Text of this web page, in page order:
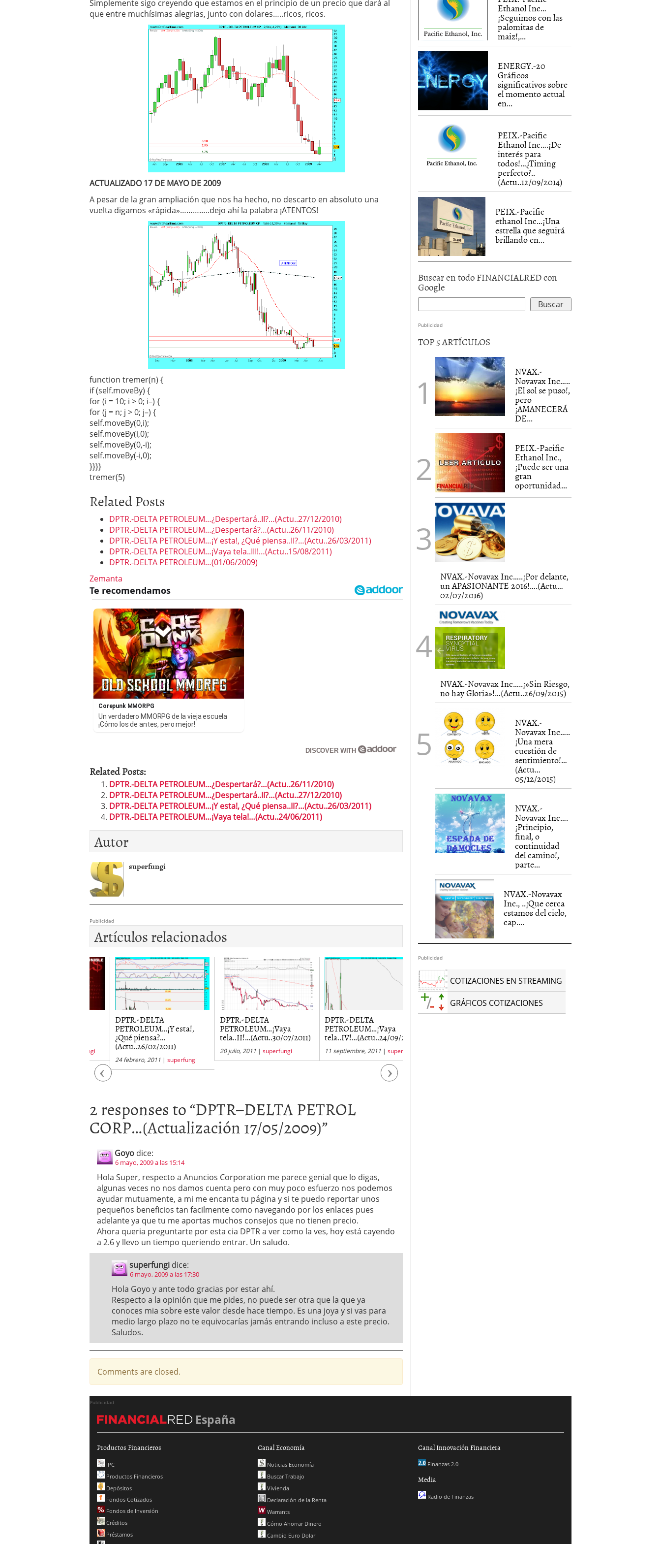
Simplemente sigo creyendo que estamos en el principio de un precio que dará al
que entre muchísimas alegrias, junto con dolares…..ricos, ricos.
ACTUALIZADO 17 DE MAYO DE 2009
A pesar de la gran ampliación que nos ha hecho, no descarto en absoluto una
vuelta digamos «rápida»…………..dejo ahí la palabra ¡ATENTOS!
function tremer(n) {
if (self.moveBy) {
for (i = 10; i > 0; i–) {
for (j = n; j > 0; j–) {
self.moveBy(0,i);
self.moveBy(i,0);
self.moveBy(0,-i);
self.moveBy(-i,0);
}}}}
tremer(5)
Related Posts
DPTR.-DELTA PETROLEUM…¿Despertará..II?…(Actu..27/12/2010)
DPTR.-DELTA PETROLEUM…¿Despertará?…(Actu..26/11/2010)
DPTR.-DELTA PETROLEUM…¡Y esta!, ¿Qué piensa..II?…(Actu..26/03/2011)
DPTR.-DELTA PETROLEUM…¡Vaya tela..III!…(Actu..15/08/2011)
DPTR.-DELTA PETROLEUM…(01/06/2009)
Zemanta
Corepunk MMORPG
Un verdadero MMORPG de la vieja escuela
¡Cómo los de antes, pero mejor!
DISCOVER WITH
Related Posts:
DPTR.-DELTA PETROLEUM…¿Despertará?…(Actu..26/11/2010)
DPTR.-DELTA PETROLEUM…¿Despertará..II?…(Actu..27/12/2010)
DPTR.-DELTA PETROLEUM…¡Y esta!, ¿Qué piensa..II?…(Actu..26/03/2011)
DPTR.-DELTA PETROLEUM…¡Vaya tela!…(Actu..24/06/2011)
Autor
superfungi
Publicidad
Artículos relacionados
Previous
DPTR.-DELTA
PETROLEUM…¡Y esta!,
¿Qué piensa?…
(Actu..26/02/2011)
24 febrero, 2011|superfungi
DPTR.-DELTA
PETROLEUM…¡Vaya
tela..II!…(Actu..30/07/2011)
20 julio, 2011|superfungi
DPTR.-DELTA
PETROLEUM…¡Vaya
tela..IV!…(Actu..24/09/2011)
11 septiembre, 2011|superfungi
Next
2 responses to “DPTR–DELTA PETROL
CORP…(Actualización 17/05/2009)”
Goyo dice:
6 mayo, 2009 a las 15:14
Hola Super, respecto a Anuncios Corporation me parece genial que lo digas,
algunas veces no nos damos cuenta pero con muy poco esfuerzo nos podemos
ayudar mutuamente, a mi me encanta tu página y si te puedo reportar unos
pequeños beneficios tan facilmente como navegando por los enlaces pues
adelante ya que tu me aportas muchos consejos que no tienen precio.
Ahora queria preguntarte por esta cia DPTR a ver como la ves, hoy está cayendo
a 2.6 y llevo un tiempo queriendo entrar. Un saludo.
superfungi dice:
6 mayo, 2009 a las 17:30
Hola Goyo y ante todo gracias por estar ahí.
Respecto a la opinión que me pides, no puede ser otra que la que ya
conoces mia sobre este valor desde hace tiempo. Es una joya y si vas para
medio largo plazo no te equivocarías jamás entrando incluso a este precio.
Saludos.
Comments are closed.
Ethanol Inc…
¡Seguimos con las
palomitas de
maiz!,...
ENERGY.-20
Gráficos
significativos sobre
el momento actual
en...
PEIX.-Pacific
Ethanol Inc….¡De
interés para
todos!…¿Timing
perfecto?..
(Actu..12/09/2014)
PEIX.-Pacific
ethanol Inc…¡Una
estrella que seguirá
brillando en...
Buscar en todo FINANCIALRED con
Google
Publicidad
TOP 5 ARTÍCULOS
NVAX.-
Novavax Inc…..
¡El sol se puso!,
pero
¡AMANECERÁ
DE...
PEIX.-Pacific
Ethanol Inc.,
¡Puede ser una
gran
oportunidad...
NVAX.-Novavax Inc…..¡Por delante,
un APASIONANTE 2016!….(Actu…
02/07/2016)
NVAX.-Novavax Inc…..¡»Sin Riesgo,
no hay Gloria»!…(Actu..26/09/2015)
NVAX.-
Novavax Inc…..
¡Una mera
cuestión de
sentimiento!…
(Actu…
05/12/2015)
NVAX.-
Novavax Inc….
¡Principio,
final, o
continuidad
del camino!,
parte...
NVAX.-Novavax
Inc., ..¡Que cerca
estamos del cielo,
cap....
Publicidad
COTIZACIONES EN STREAMING
GRÁFICOS COTIZACIONES
Publicidad
España
Productos Financieros
IPC
Productos Financieros
Depósitos
Fondos Cotizados
Fondos de Inversión
Créditos
Préstamos
Canal Economía
Noticias Economía
Buscar Trabajo
Vivienda
Declaración de la Renta
Warrants
Cómo Ahorrar Dinero
Cambio Euro Dolar
Canal Innovación Financiera
Finanzas 2.0
Media
Radio de Finanzas